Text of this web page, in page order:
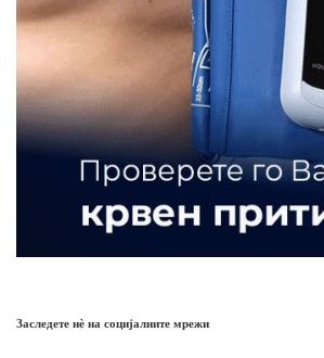
Заследете нѐ на социјалните мрежи